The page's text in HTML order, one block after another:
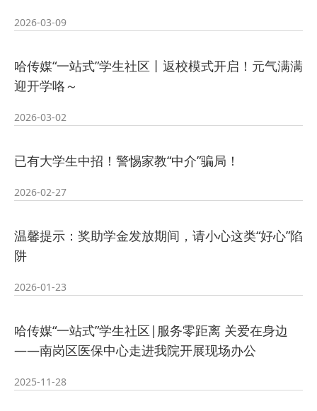
观学习教育
· 我省举办第十一届黑龙江省高校辅
导员素质能 2026-07-27
· 深学经济思想 发展新质生产力--学
师教学创新 2026-07-25
· 教育部2026年“宏志助航计划”师资
培训
· 凝心聚力绘蓝图 踔厉奋进启新程
—— 哈 2026-07-24
· 锚定目标谋新篇 巾帼聚力启新程
滨传媒 2026-07-23
2026-03-09
哈传媒“一站式”学生社区丨返校模式开启！元气满满
迎开学咯～
2026-03-02
已有大学生中招！警惕家教“中介”骗局！
2026-02-27
温馨提示：奖助学金发放期间，请小心这类“好心”陷
阱
2026-01-23
哈传媒“一站式”学生社区|服务零距离 关爱在身边
——南岗区医保中心走进我院开展现场办公
2025-11-28